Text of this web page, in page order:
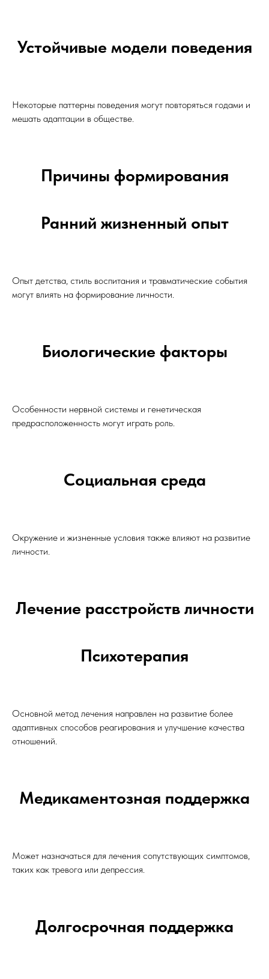
Устойчивые модели поведения
Некоторые паттерны поведения могут повторяться годами и
мешать адаптации в обществе.
Причины формирования
Ранний жизненный опыт
Опыт детства, стиль воспитания и травматические события
могут влиять на формирование личности.
Биологические факторы
Особенности нервной системы и генетическая
предрасположенность могут играть роль.
Социальная среда
Окружение и жизненные условия также влияют на развитие
личности.
Лечение расстройств личности
Психотерапия
Основной метод лечения направлен на развитие более
адаптивных способов реагирования и улучшение качества
отношений.
Медикаментозная поддержка
Может назначаться для лечения сопутствующих симптомов,
таких как тревога или депрессия.
Долгосрочная поддержка